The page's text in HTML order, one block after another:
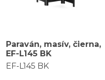
Paraván, masív, čierna,
EF-L145 BK
EF-L145 BK